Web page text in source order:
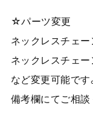
☆パーツ変更
ネックレスチェ
ネックレスチェ
など変更可能です
備考欄にてご相談